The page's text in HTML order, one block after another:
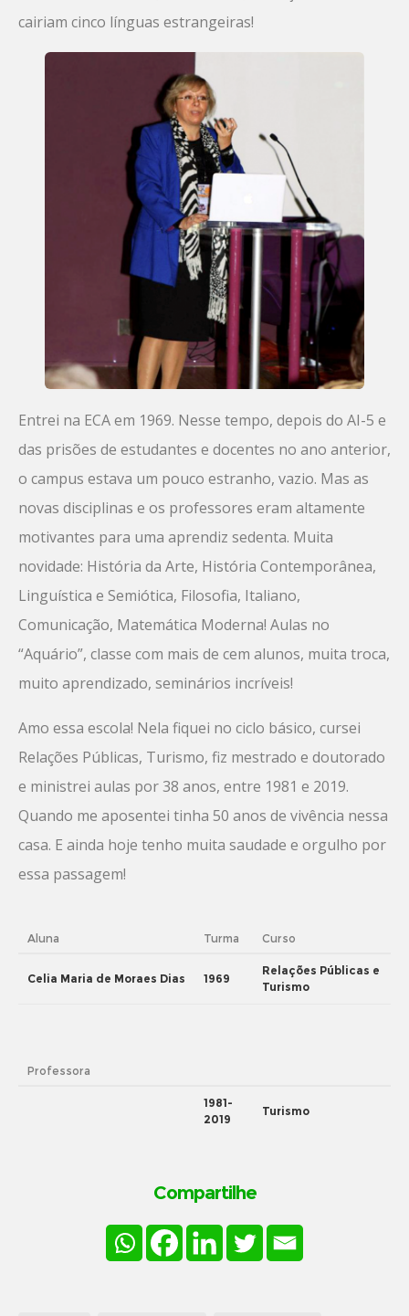
cairiam cinco línguas estrangeiras!
Entrei na ECA em 1969. Nesse tempo, depois do AI-5 e
das prisões de estudantes e docentes no ano anterior,
o campus estava um pouco estranho, vazio. Mas as
novas disciplinas e os professores eram altamente
motivantes para uma aprendiz sedenta. Muita
novidade: História da Arte, História Contemporânea,
Linguística e Semiótica, Filosofia, Italiano,
Comunicação, Matemática Moderna! Aulas no
“Aquário”, classe com mais de cem alunos, muita troca,
muito aprendizado, seminários incríveis!
Amo essa escola! Nela fiquei no ciclo básico, cursei
Relações Públicas, Turismo, fiz mestrado e doutorado
e ministrei aulas por 38 anos, entre 1981 e 2019.
Quando me aposentei tinha 50 anos de vivência nessa
casa. E ainda hoje tenho muita saudade e orgulho por
essa passagem!
Aluna Turma Curso
Celia Maria de Moraes Dias 1969
Relações Públicas e
Turismo
Professora
1981-
2019
Turismo
Compartilhe